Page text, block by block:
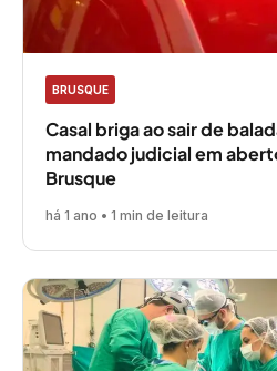
BRUSQUE
Casal briga ao sair de
mandado judicial em
Brusque
há 1 ano • 1 min de leitura